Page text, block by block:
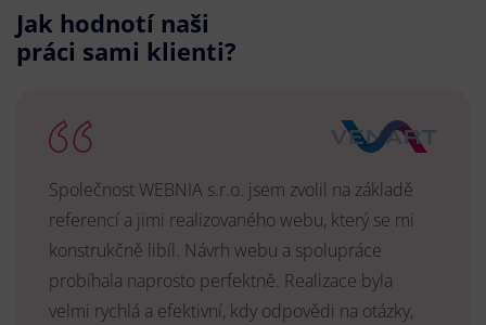
Jak hodnotí naši
práci sami klienti?
Společnost WEBNIA s.r.o. jsem zvolil na základě
referencí a jimi realizovaného webu, který se mi
konstrukčně libíl. Návrh webu a spolupráce
probíhala naprosto perfektně. Realizace byla
velmi rychlá a efektivní, kdy odpovědi na otázky,